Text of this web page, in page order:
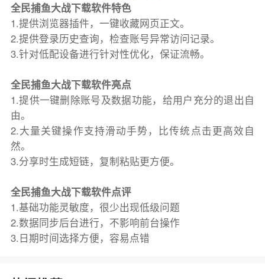
全民捕鱼大战下载软件特色
1.提供浏览器插件，一键收藏网页正文。
2.提供登录历史查询，检查账号异常访问记录。
3.针对低配设备进行针对性优化，保证流畅。
全民捕鱼大战下载软件亮点
1.提供一键删除账号及数据功能，给用户充分的退出自
由。
2.大量关键操作支持滑动手势，比传统点击更高效自
然。
3.分享时生成短链，复制粘贴更方便。
全民捕鱼大战下载软件点评
1.基础功能灵敏度，很少出现低级问题
2.数据同步后台进行，不影响前台操作
3.日期时间选择方便，容易点错